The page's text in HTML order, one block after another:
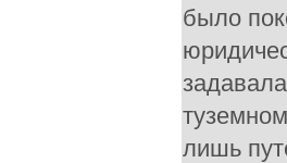
было
лишь